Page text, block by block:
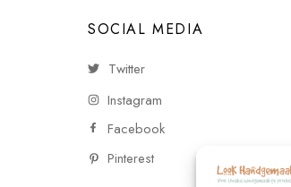
SOCIAL MEDIA
Twitter
Instagram
Facebook
Pinterest